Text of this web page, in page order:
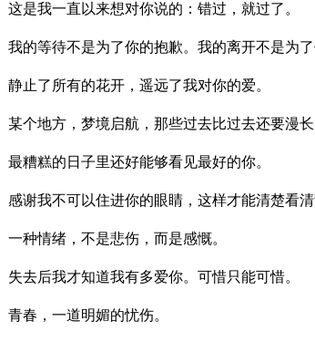
这是我一直以来想对你说的：错过，就过了。
我的等待不是为了你的抱歉。我的离开不是为了
静止了所有的花开，遥远了我对你的爱。
某个地方，梦境启航，那些过去比过去还要漫
最糟糕的日子里还好能够看见最好的你。
感谢我不可以住进你的眼睛，这样才能清楚看清
一种情绪，不是悲伤，而是感慨。
失去后我才知道我有多爱你。可惜只能可惜。
青春，一道明媚的忧伤。